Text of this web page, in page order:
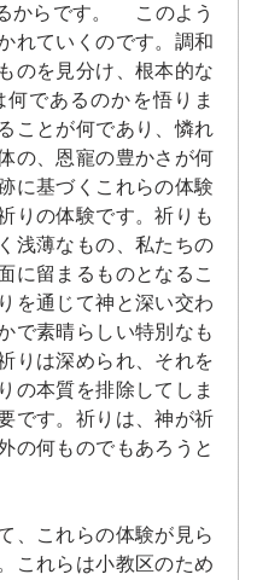
からです。 このよう
れていくのです。調和
のを見分け、根本的な
であるのかを悟りま
ことが何であり、憐れ
の、恩寵の豊かさが何
に基づくこれらの体験
りの体験です。祈りも
浅薄なもの、私たちの
に留まるものとなるこ
を通じて神と深い交わ
で素晴らしい特別なも
りは深められ、それを
の本質を排除してしま
です。祈りは、神が祈
の何ものでもあろうと
、これらの体験が見ら
これらは小教区のため